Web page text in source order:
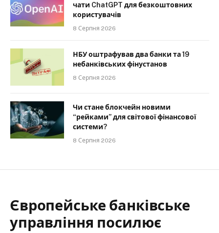
чати ChatGPT для безкоштовних
користувачів
8 Серпня 2026
НБУ оштрафував два банки та 19
небанківських фінустанов
8 Серпня 2026
Чи стане блокчейн новими
“рейками” для світової фінансової
системи?
8 Серпня 2026
Європейське банківське
управління посилює